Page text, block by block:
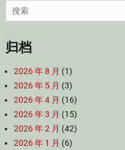
Search
for:
归档
2026 年 8 月 (1)
2026 年 5 月 (3)
2026 年 4 月 (16)
2026 年 3 月 (15)
2026 年 2 月 (42)
2026 年 1 月 (6)